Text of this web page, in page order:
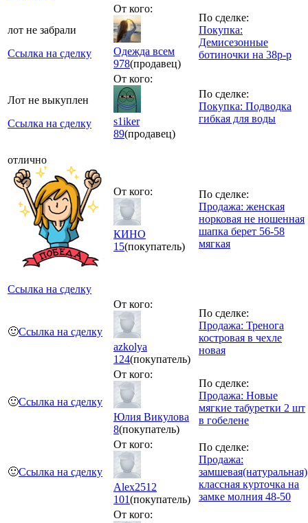
лот не забрали
Ссылка на сделку
От кого:
Одежда всем
978(продавец)
По сделке:
Покупка:
Демисезонные
ботиночки на 38р-р
Лот не выкуплен
Ссылка на сделку
От кого:
s1iker
89(продавец)
По сделке:
Покупка: Подводка
гибкая для воды
отлично
Ссылка на сделку
От кого:
КИНО
15(покупатель)
По сделке:
Продажа: женская
норковая не ношенная
шапка берет 56-58
мягкая
🙂Ссылка на сделку
От кого:
azkolya
124(покупатель)
По сделке:
Продажа: Тренога
костровая в чехле
новая
🙂Ссылка на сделку
От кого:
Юлия Викулова
8(покупатель)
По сделке:
Продажа: Новые
мягкие табуретки 2 шт
в гобелене
🙂Ссылка на сделку
От кого:
Alex2512
101(покупатель)
По сделке:
Продажа:
замшевая(натуральная)
классная курточка на
замке молния 48-50
От кого: